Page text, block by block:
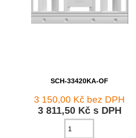
SCH-33420KA-OF
3 150,00 Kč bez DPH
3 811,50 Kč s DPH